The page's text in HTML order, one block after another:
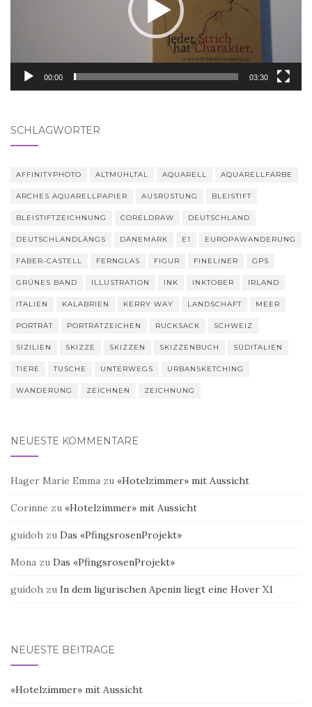
00:00 03:30
SCHLAGWÖRTER
AFFINITYPHOTO ALTMÜHLTAL AQUARELL AQUARELLFARBE
ARCHES AQUARELLPAPIER AUSRÜSTUNG BLEISTIFT
BLEISTIFTZEICHNUNG CORELDRAW DEUTSCHLAND
DEUTSCHLANDLÄNGS DÄNEMARK E1 EUROPAWANDERUNG
FABER-CASTELL FERNGLAS FIGUR FINELINER GPS
GRÜNES BAND ILLUSTRATION INK INKTOBER IRLAND
ITALIEN KALABRIEN KERRY WAY LANDSCHAFT MEER
PORTRÄT PORTRÄTZEICHEN RUCKSACK SCHWEIZ
SIZILIEN SKIZZE SKIZZEN SKIZZENBUCH SÜDITALIEN
TIERE TUSCHE UNTERWEGS URBANSKETCHING
WANDERUNG ZEICHNEN ZEICHNUNG
NEUESTE KOMMENTARE
Hager Marie Emma zu «Hotelzimmer» mit Aussicht
Corinne zu «Hotelzimmer» mit Aussicht
guidoh zu Das «PfingsrosenProjekt»
Mona zu Das «PfingsrosenProjekt»
guidoh zu In dem ligurischen Apenin liegt eine Hover X1
NEUESTE BEITRÄGE
«Hotelzimmer» mit Aussicht